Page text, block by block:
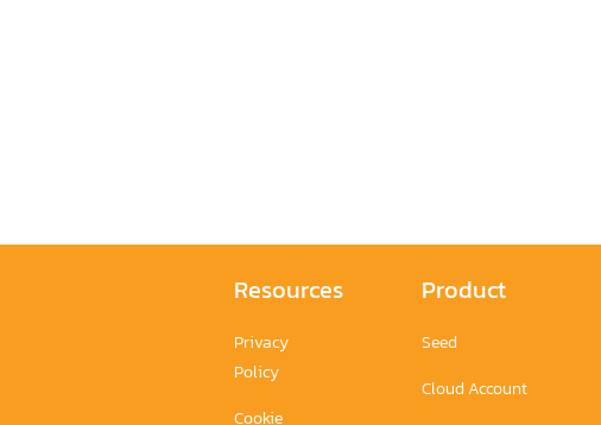
Resources
Privacy
Policy
Cookie
Product
Seed
Cloud Account